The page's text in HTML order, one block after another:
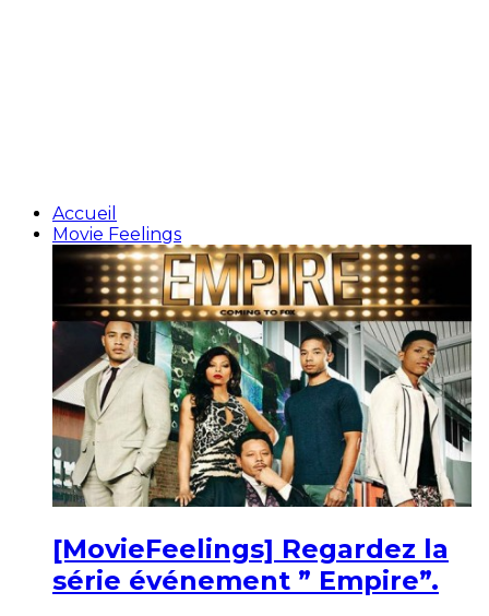
Accueil
Movie Feelings
[MovieFeelings] Regardez la
série événement ” Empire”.